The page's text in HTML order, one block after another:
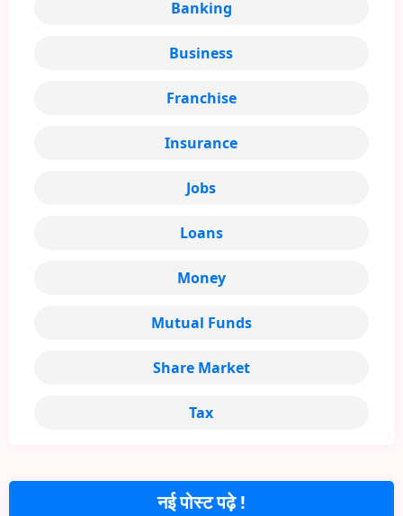
नई पोस्ट पढ़े !
Banking
Business
Franchise
Insurance
Jobs
Loans
Money
Mutual Funds
Share Market
Tax